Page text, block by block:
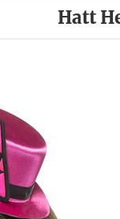
Hatt